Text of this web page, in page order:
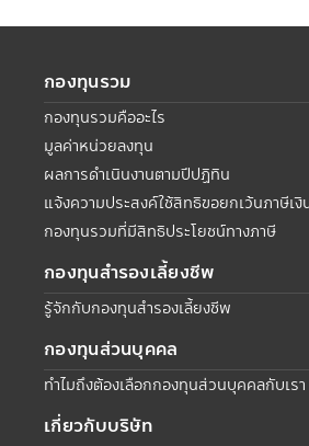
กองทุนรวม
กองทุนรวมคืออะไร
มูลค่าหน่วยลงทุน
ผลการดำเนินงานตามปีปฏิทิน
แจ้งความประสงค์ใช้สิทธิขอยกเว้นภาษีเงิ
กองทุนรวมที่มีสิทธิประโยชน์ทางภาษี
กองทุนสำรองเลี้ยงชีพ
รู้จักกับกองทุนสำรองเลี้ยงชีพ
กองทุนส่วนบุคคล
ทำไมถึงต้องเลือกกองทุนส่วนบุคคลกับเรา
เกี่ยวกับบริษัท